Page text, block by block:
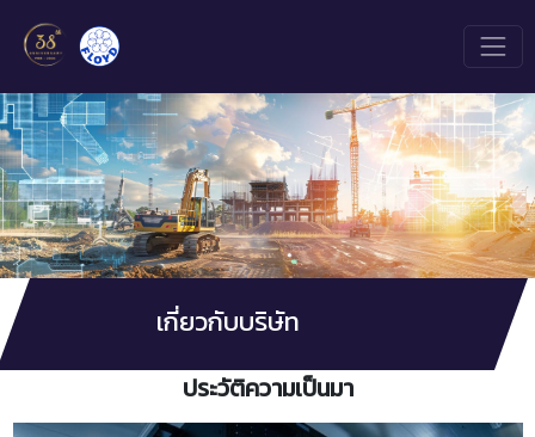
เกี่ยวกับบริษัท
ประวัติความเป็นมา